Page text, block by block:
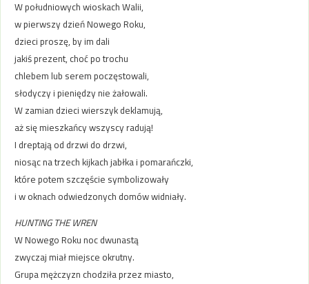
W południowych wioskach Walii,
w pierwszy dzień Nowego Roku,
dzieci proszę, by im dali
jakiś prezent, choć po trochu
chlebem lub serem poczęstowali,
słodyczy i pieniędzy nie żałowali.
W zamian dzieci wierszyk deklamują,
aż się mieszkańcy wszyscy radują!
I dreptają od drzwi do drzwi,
niosąc na trzech kijkach jabłka i pomarańczki,
które potem szczęście symbolizowały
i w oknach odwiedzonych domów widniały.
HUNTING THE WREN
W Nowego Roku noc dwunastą
zwyczaj miał miejsce okrutny.
Grupa mężczyzn chodziła przez miasto,